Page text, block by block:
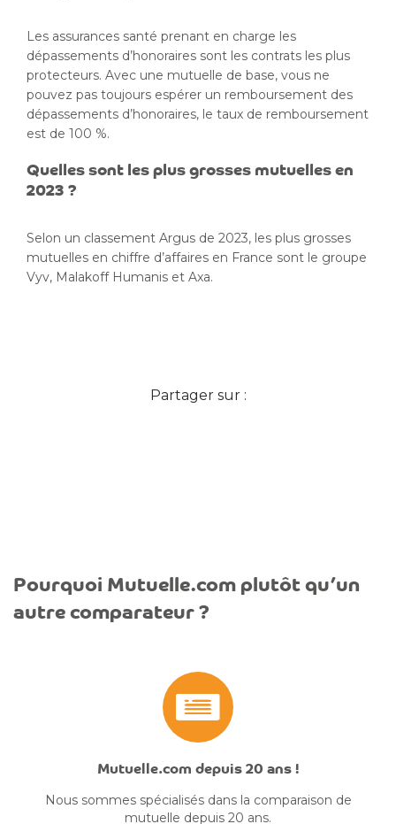
Les assurances santé prenant en charge les
dépassements d’honoraires sont les contrats les plus
protecteurs. Avec une mutuelle de base, vous ne
pouvez pas toujours espérer un remboursement des
dépassements d’honoraires, le taux de remboursement
est de 100 %.
Quelles sont les plus grosses mutuelles en
2023 ?
Selon un classement Argus de 2023, les plus grosses
mutuelles en chiffre d’affaires en France sont le groupe
Vyv, Malakoff Humanis et Axa.
Partager sur :
Pourquoi Mutuelle.com plutôt qu’un
autre comparateur ?
Mutuelle.com depuis 20 ans !
Nous sommes spécialisés dans la comparaison de
mutuelle depuis 20 ans.